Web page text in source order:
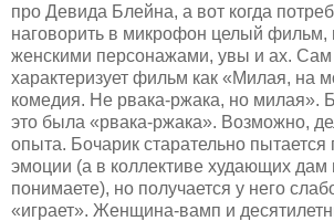
про Девида Блейна, а вот когда
наговорить в микрофон целый фильм,
женскими персонажами, увы и ах. Сам
характеризует фильм как «Милая, на
комедия. Не рвака-ржака, но милая».
это была «рвака-ржака». Возможно,
опыта. Бочарик старательно пытается
эмоции (а в коллективе худающих дам
понимаете), но получается у него
«играет». Женщина-вамп и